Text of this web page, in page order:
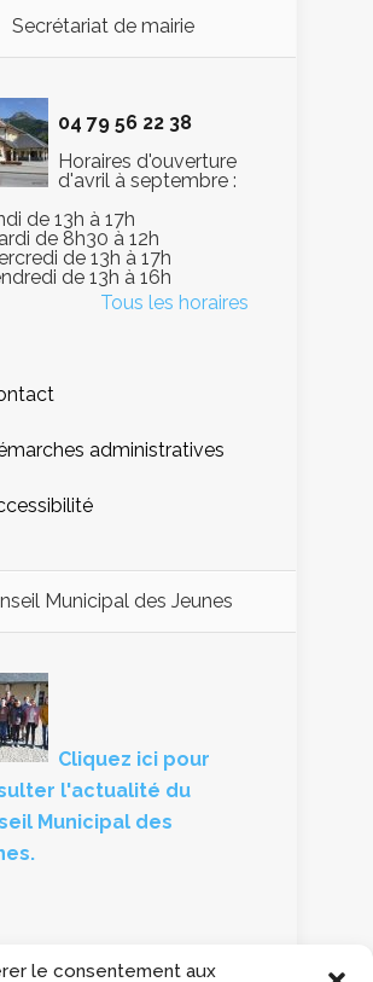
le consentement aux
Secrétariat de mairie
04 79 56 22 38
Horaires d'ouverture
d'avril à septembre :
de 13h à 17h
de 8h30 à 12h
de 13h à 17h
de 13h à 16h
Tous les horaires
administratives
Municipal des Jeunes
Cliquez ici pour
l'actualité du
Municipal des